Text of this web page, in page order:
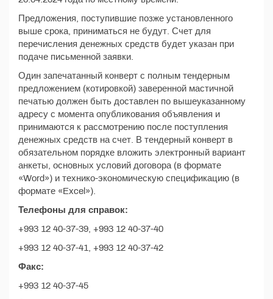
Предложения, поступившие позже установленного
выше срока, приниматься не будут. Счет для
перечисления денежных средств будет указан при
подаче письменной заявки.
Один запечатанный конверт с полным тендерным
предложением (котировкой) заверенной мастичной
печатью должен быть доставлен по вышеуказанному
адресу с момента опубликования объявления и
принимаются к рассмотрению после поступления
денежных средств на счет. В тендерный конверт в
обязательном порядке вложить электронный вариант
анкеты, основных условий договора (в формате
«Word») и технико-экономическую спецификацию (в
формате «Excel»).
Телефоны для справок:
+993 12 40-37-39, +993 12 40-37-40
+993 12 40-37-41, +993 12 40-37-42
Факс:
+993 12 40-37-45